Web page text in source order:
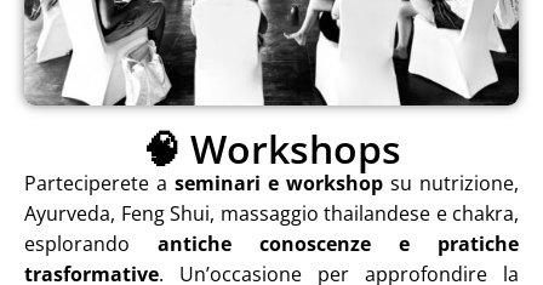
🧠 Workshops
Parteciperete a seminari e workshop su nutrizione,
Ayurveda, Feng Shui, massaggio thailandese e chakra,
esplorando antiche conoscenze e pratiche
trasformative. Un’occasione per approfondire la